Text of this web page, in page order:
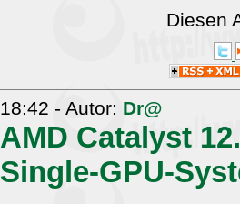
Diesen
18:42 - Autor: Dr@
AMD Catalyst
Single-GPU-